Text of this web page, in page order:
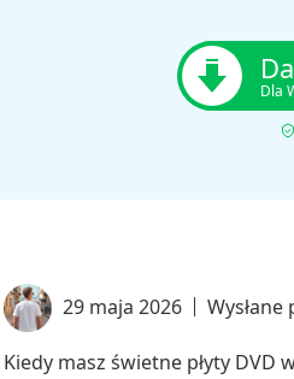
Dla
29 maja 2026 Wysłane
Kiedy masz świetne płyty